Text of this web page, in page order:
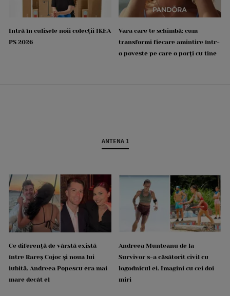
Intră în culisele noii colecții IKEA
PS 2026
Vara care te schimbă: cum
transformi fiecare amintire într-
o poveste pe care o porți cu tine
ANTENA 1
Ce diferență de vârstă există
între Rareș Cojoc și noua lui
iubită. Andreea Popescu era mai
mare decât el
Andreea Munteanu de la
Survivor s-a căsătorit civil cu
logodnicul ei. Imagini cu cei doi
miri